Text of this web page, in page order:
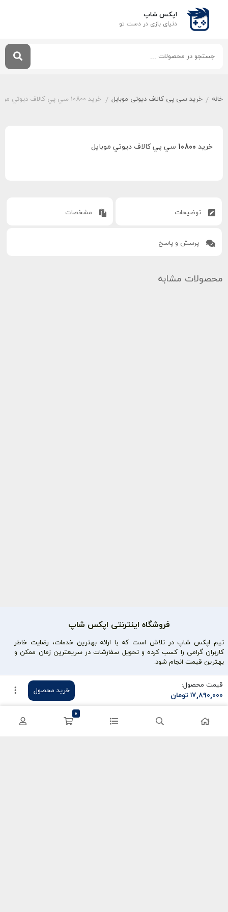
اپکس شاپ
دنیای بازی‌ در دست تو
خانه / خرید سی پی کالاف دیوتی موبایل / خريد 10800 سي پي کالاف ديوتي موبايل
خريد 10800 سي پي کالاف ديوتي موبايل
توضیحات مشخصات
پرسش و پاسخ
محصولات مشابه
قیمت محصول:
تومان ۱۷,۸۹۰,۰۰۰
خرید محصول
فروشگاه اینترنتی اپکس شاپ
تیم اپکس شاپ در تلاش است که با ارائه بهترین خدمات، رضایت خاطر
کاربران گرامی را کسب کرده و تحویل سفارشات در سریعترین زمان ممکن و
بهترین قیمت انجام شود.
محصولات محبوب
سی پی کالاف
کریستال گنشین
دسترسی سریع
حساب کاربری
سفارشات
0